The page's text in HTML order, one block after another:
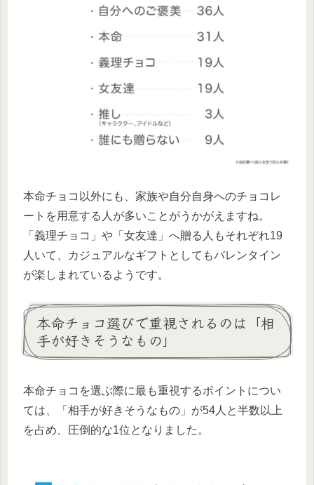
本命チョコ以外にも、家族や自分自身へのチョコレ
ートを用意する人が多いことがうかがえますね。
「義理チョコ」や「女友達」へ贈る人もそれぞれ19
人いて、カジュアルなギフトとしてもバレンタイン
が楽しまれているようです。
本命チョコ選びで重視されるのは「相
手が好きそうなもの」
本命チョコを選ぶ際に最も重視するポイントについ
ては、「相手が好きそうなもの」が54人と半数以上
を占め、圧倒的な1位となりました。